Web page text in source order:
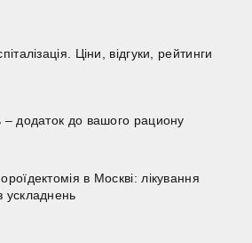
Ціни, відгуки, рейтинги
– додаток до вашого рациону
в Москві: лікування
ускладнень